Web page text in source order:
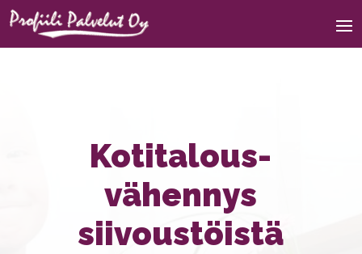
Kotitalous­
vähennys
siivoustöistä